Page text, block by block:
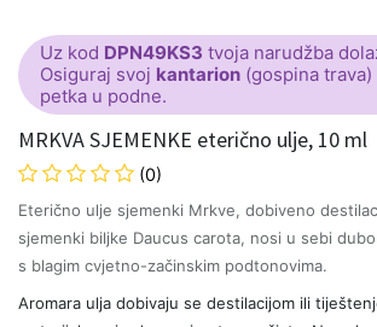
Uz kod DPN49KS3 tvoja narudžba
Osiguraj svoj kantarion (gospina
petka u podne.
MRKVA SJEMENKE eterično ulje, 10 ml
(0)
Eterično ulje sjemenki Mrkve, dobiveno
sjemenki biljke Daucus carota, nosi u sebi
s blagim cvjetno-začinskim podtonovima.
Aromara ulja dobivaju se destilacijom ili